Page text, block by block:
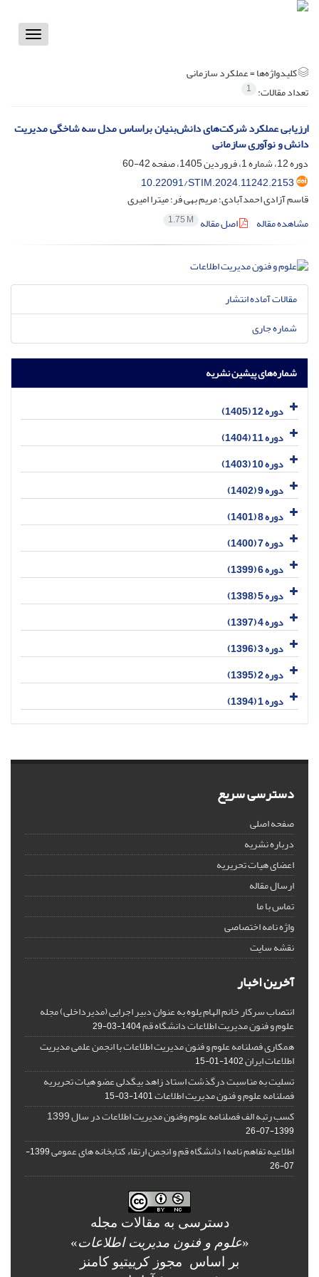
Toggle
کلیدواژه‌ها =عملکرد سازمانی
تعداد مقالات: 1
ارزیابی عملکرد شرکت‌های دانش‌بنیان براساس مدل سه شاخگی مدیریت
دانش و نوآوری سازمانی
دوره 12، شماره 1، فروردین 1405، صفحه
42-60
10.22091/STIM.2024.11242.2153
قاسم آزادی احمدآبادی؛ مریم بهی فر؛ میترا امیری
مشاهده مقاله
اصل مقاله 1.75 M
مقالات آماده انتشار
شماره جاری
شماره‌های پیشین نشریه
دوره 12 (1405)
دوره 11 (1404)
دوره 10 (1403)
دوره 9 (1402)
دوره 8 (1401)
دوره 7 (1400)
دوره 6 (1399)
دوره 5 (1398)
دوره 4 (1397)
دوره 3 (1396)
دوره 2 (1395)
دوره 1 (1394)
دسترسی سریع
صفحه اصلی
درباره نشریه
اعضای هیات تحریریه
ارسال مقاله
تماس با ما
واژه نامه اختصاصی
نقشه سایت
آخرین اخبار
انتصاب سرکار خانم الهام یلوه به عنوان دبیر اجرایی (مدیرداخلی) مجله
علوم و فنون مدیریت اطلاعات دانشگاه قم1404-03-29
همکاری فصلنامه علوم و فنون مدیریت اطلاعات با انجمن علمی مدیریت
اطلاعات ایران1402-01-15
تسلیت به مناسبت درگذشت استاد زاهد بیگدلی عضو هیات تحریریه
فصلنامه علوم و فنون مدیریت اطلاعات1401-03-15
کسب رتبه الف فصلنامه علوم وفنون مدیریت اطلاعات در سال 1399
1399-07-26
اطلاعیه تفاهم نامه ا دانشگاه قم و انجمن ارتقاء کتابخانه های عمومی
1399-
07-26
دسترسی به مقالات مجله
«علوم و فنون مدیریت اطلاعات»
بر اساس مجوز کرییتیو کامنز